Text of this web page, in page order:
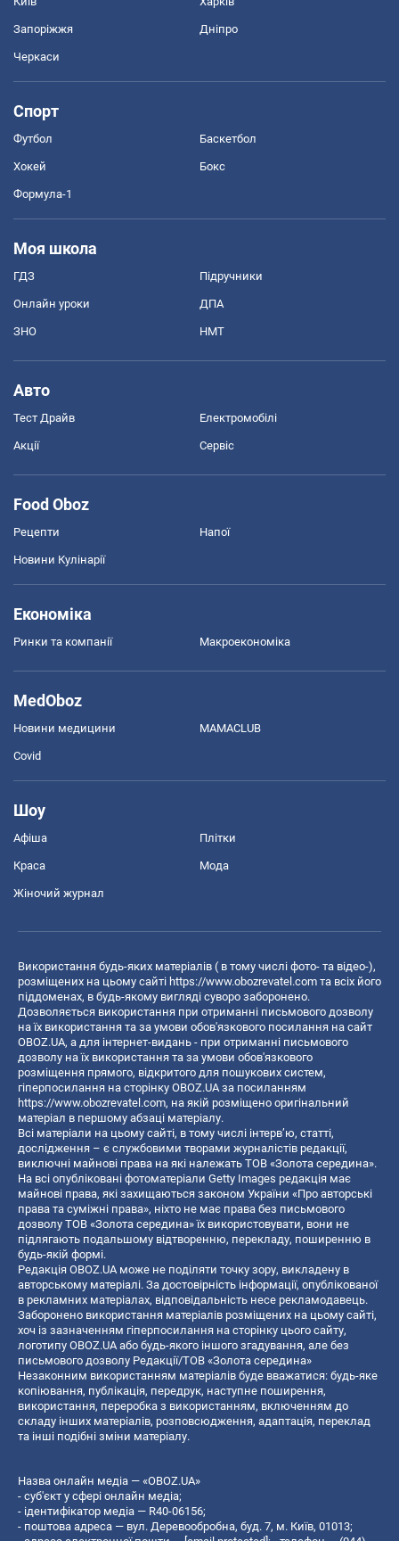
Запоріжжя Дніпро
Черкаси
Спорт
Футбол Баскетбол
Хокей Бокс
Формула-1
Моя школа
ГДЗ Підручники
Онлайн уроки ДПА
ЗНО НМТ
Авто
Тест Драйв Електромобілі
Акції Сервіс
Food Oboz
Рецепти Напої
Новини Кулінарії
Економіка
Ринки та компанії Макроекономіка
MedOboz
Новини медицини MAMACLUB
Covid
Шоу
Афіша Плітки
Краса Мода
Жіночий журнал
Використання будь-яких матеріалів ( в тому числі фото- та відео-),
розміщених на цьому сайті https://www.obozrevatel.com та всіх його
піддоменах, в будь-якому вигляді суворо заборонено.
Дозволяється використання при отриманні письмового дозволу
на їх використання та за умови обов'язкового посилання на сайт
OBOZ.UA, а для інтернет-видань - при отриманні письмового
дозволу на їх використання та за умови обов'язкового
розміщення прямого, відкритого для пошукових систем,
гіперпосилання на сторінку OBOZ.UA за посиланням
https://www.obozrevatel.com, на якій розміщено оригінальний
матеріал в першому абзаці матеріалу.
Всі матеріали на цьому сайті, в тому числі інтерв’ю, статті,
дослідження – є службовими творами журналістів редакції,
виключні майнові права на які належать ТОВ «Золота середина».
На всі опубліковані фотоматеріали Getty Images редакція має
майнові права, які захищаються законом України «Про авторські
права та суміжні права», ніхто не має права без письмового
дозволу ТОВ «Золота середина» їх використовувати, вони не
підлягають подальшому відтворенню, перекладу, поширенню в
будь-якій формі.
Редакція OBOZ.UA може не поділяти точку зору, викладену в
авторському матеріалі. За достовірність інформації, опублікованої
в рекламних матеріалах, відповідальність несе рекламодавець.
Заборонено використання матеріалів розміщених на цьому сайті,
хоч із зазначенням гіперпосилання на сторінку цього сайту,
логотипу OBOZ.UA або будь-якого іншого згадування, але без
письмового дозволу Редакції/ТОВ «Золота середина»
Незаконним використанням матеріалів буде вважатися: будь-яке
копiювання, публiкацiя, передрук, наступне поширення,
використання, переробка з використанням, включенням до
складу інших матеріалів, розповсюдження, адаптація, переклад
та інші подібні зміни матеріалу.
Назва онлайн медіа — «OBOZ.UA»
- суб'єкт у сфері онлайн медіа;
- ідентифікатор медіа — R40-06156;
- поштова адреса — вул. Деревообробна, буд. 7, м. Київ, 01013;